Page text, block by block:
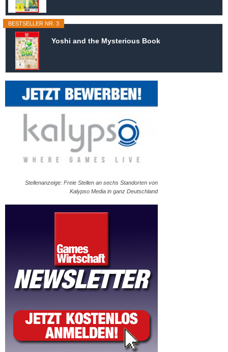
BESTSELLER NR. 3
Yoshi and the Mysterious Book
Stellenanzeige: Freie Stellen an sechs Standorten von
Kalypso Media in ganz Deutschland